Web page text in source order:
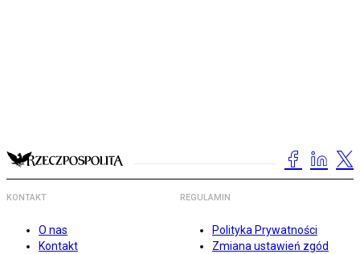
KONTAKT
O nas
Kontakt
REGULAMIN
Polityka Prywatności
Zmiana ustawień zgód